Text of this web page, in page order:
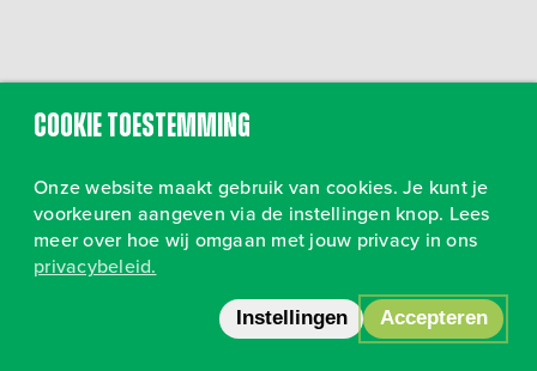
Volg ons op Instagram•Privacy
Cookie toestemming
Onze website maakt gebruik van cookies. Je kunt je
voorkeuren aangeven via de instellingen knop. Lees
meer over hoe wij omgaan met jouw privacy in ons
privacybeleid.
Instellingen Accepteren